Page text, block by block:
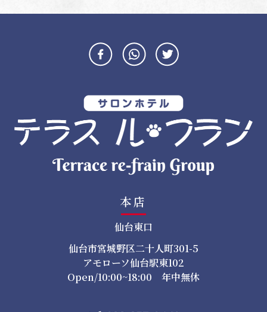
ビ
本店
仙台東口
仙台市宮城野区二十人町301-5
アモローソ仙台駅東102
Open/10:00~18:00 年中無休